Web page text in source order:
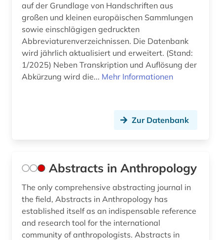
biologe; geologe (1)
david (1)
davidson (1)
der untergang des abendlandes (1)
desiderius erasmus (1)
design (4)
dessau (1)
deutsch (8)
auf der Grundlage von Handschriften aus
großen und kleinen europäischen Sammlungen
sowie einschlägigen gedruckten
Abbreviaturenverzeichnissen. Die Datenbank
wird jährlich aktualisiert und erweitert. (Stand:
1/2025) Neben Transkription und Auflösung der
Abkürzung wird die... Mehr Informationen
Zur Datenbank
Abstracts in Anthropology
The only comprehensive abstracting journal in
the field, Abstracts in Anthropology has
established itself as an indispensable reference
and research tool for the international
community of anthropologists. Abstracts in